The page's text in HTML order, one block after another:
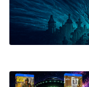
Bluray
Clasificada S
artwork